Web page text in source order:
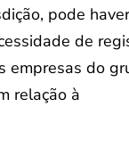
pode
de
empresas do
relação à